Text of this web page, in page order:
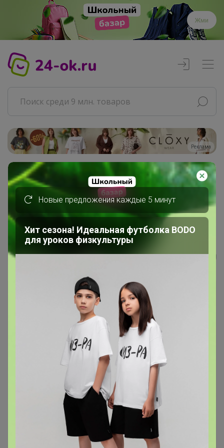
Жми
Реклама
Главная
СОФИнеЛОРЕН
СП106 LOKKA - *** ОСЕНЬ...
ПРОШЛЫЕ КОЛЛЕКЦИИ
1097 Костюм
Новые предложения каждые 5 минут
Хит сезона! Идеальная футболка BODO
для уроков физкультуры